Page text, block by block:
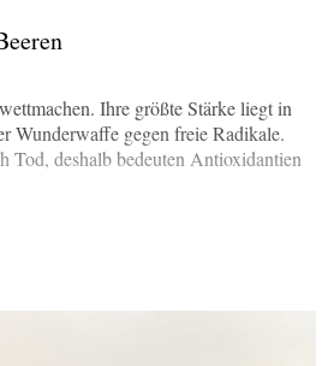
Ihre größte Stärke liegt in
Wunderwaffe gegen freie Radikale.
Tod, deshalb bedeuten Antioxidantien